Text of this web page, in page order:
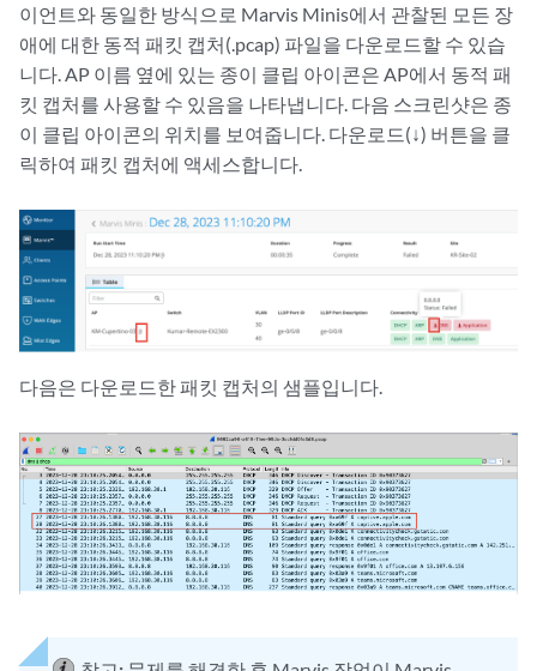
이언트와 동일한 방식으로 Marvis Minis에서 관찰된 모든 장
애에 대한 동적 패킷 캡처(.pcap) 파일을 다운로드할 수 있습
니다. AP 이름 옆에 있는 종이 클립 아이콘은 AP에서 동적 패
킷 캡처를 사용할 수 있음을 나타냅니다. 다음 스크린샷은 종
이 클립 아이콘의 위치를 보여줍니다. 다운로드(↓) 버튼을 클
릭하여 패킷 캡처에 액세스합니다.
다음은 다운로드한 패킷 캡처의 샘플입니다.